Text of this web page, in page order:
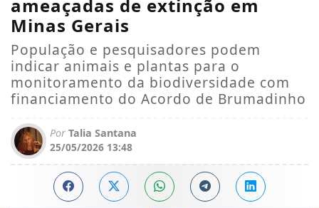
ameaçadas de extinção em
Minas Gerais
População e pesquisadores podem
indicar animais e plantas para o
monitoramento da biodiversidade com
financiamento do Acordo de Brumadinho
Por Talia Santana
25/05/2026 13:48